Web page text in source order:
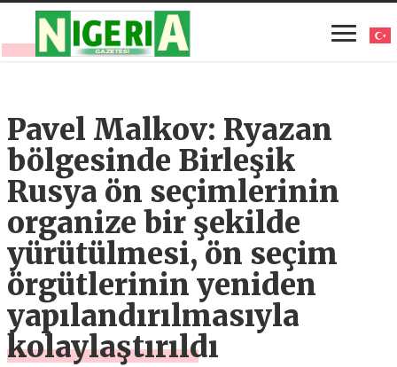
Pavel Malkov: Ryazan
bölgesinde Birleşik
Rusya ön seçimlerinin
organize bir şekilde
yürütülmesi, ön seçim
örgütlerinin yeniden
yapılandırılmasıyla
kolaylaştırıldı